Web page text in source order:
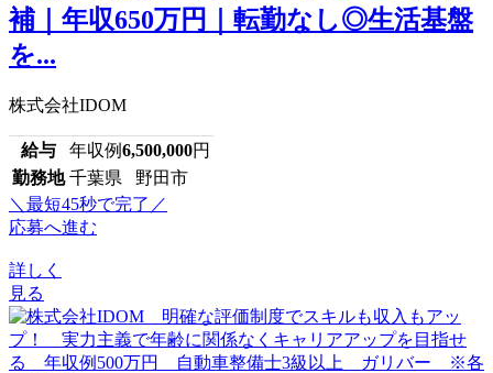
補｜年収650万円｜転勤なし◎生活基盤
を...
株式会社IDOM
給与 年収例6,500,000円
勤務地 千葉県 野田市
＼最短45秒で完了／
応募へ進む
詳しく
見る